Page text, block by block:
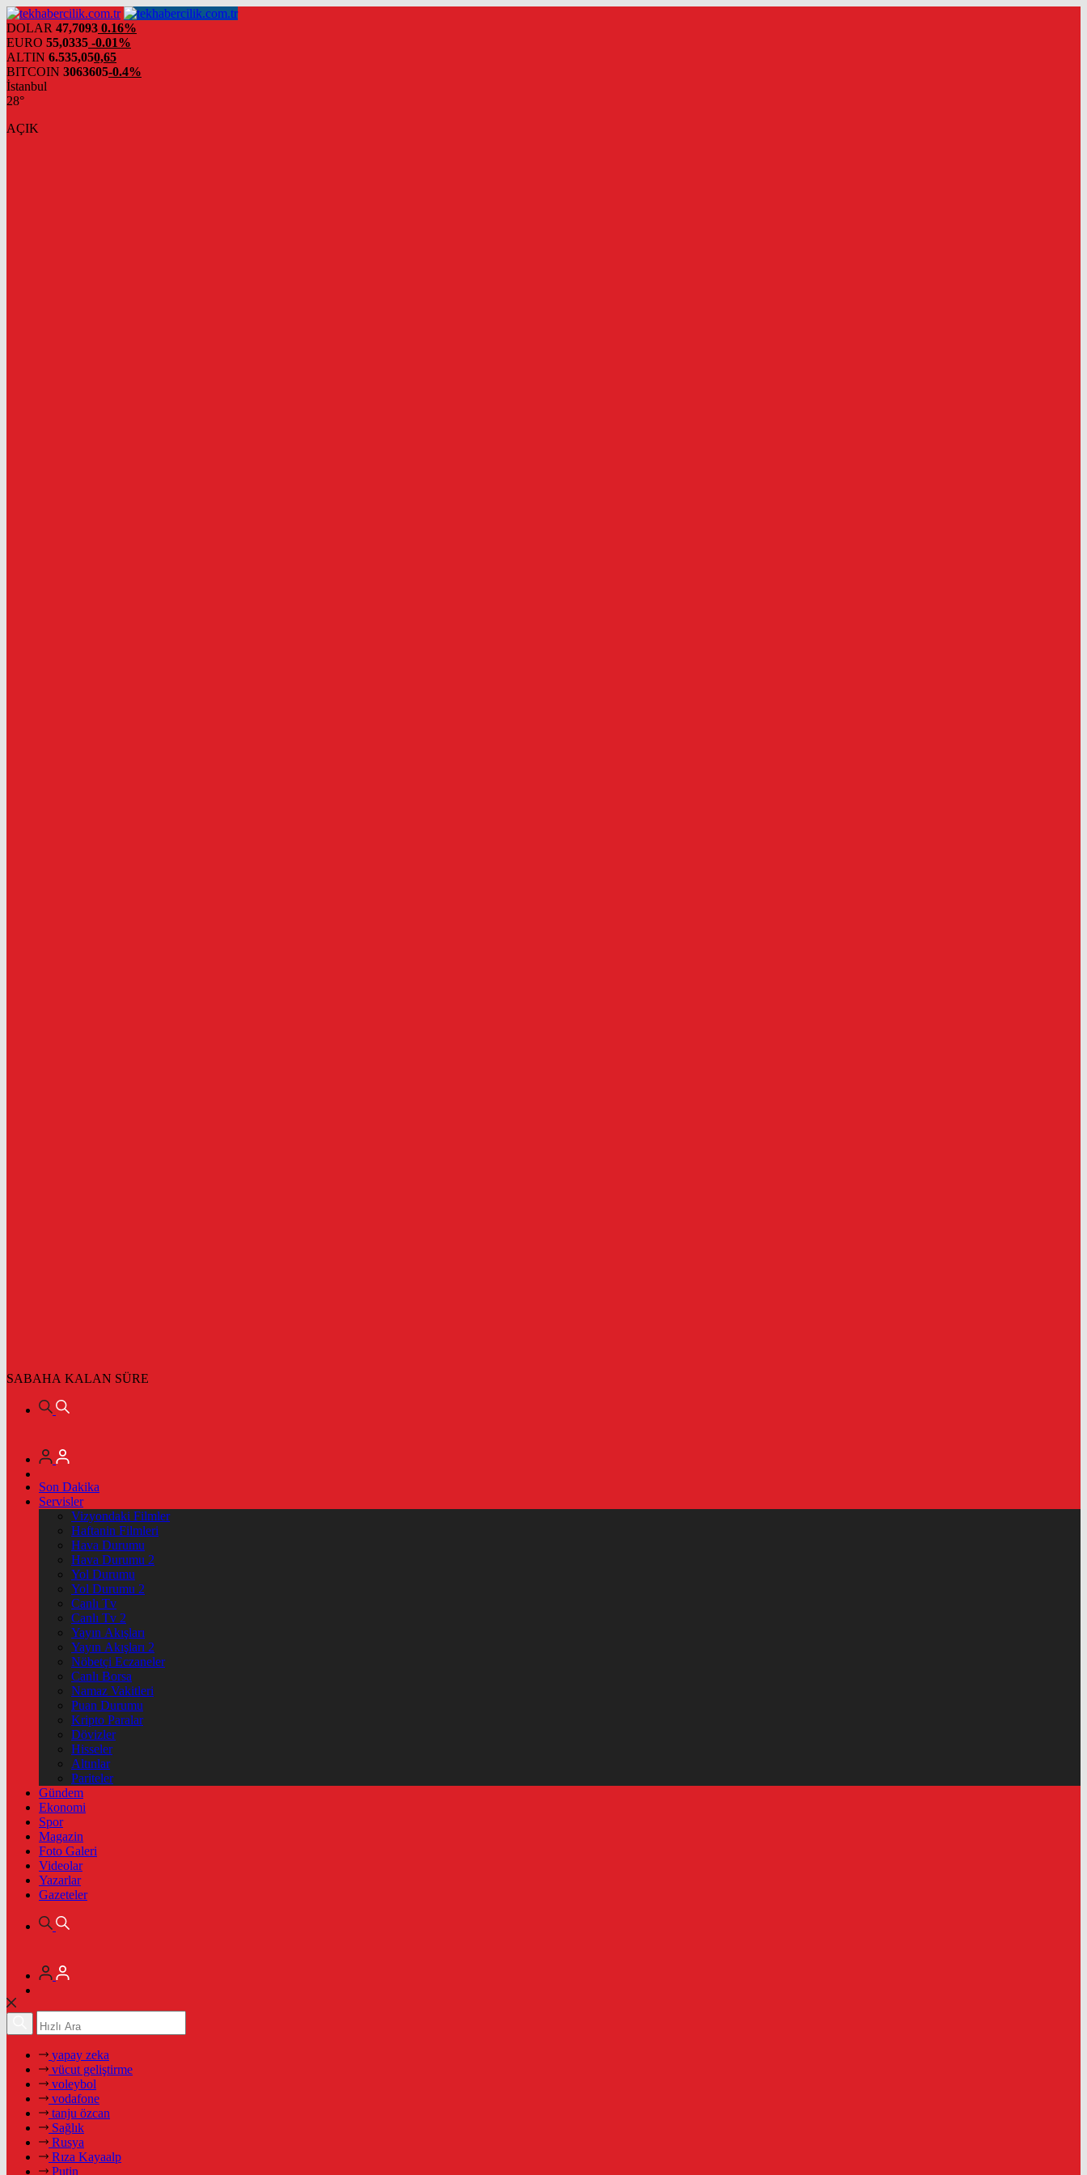
DOLAR 47,7093 0.16%
EURO 55,0335 -0.01%
ALTIN 6.535,050,65
BITCOIN 3063605-0.4%
İstanbul
28°
AÇIK
SABAHA KALAN SÜRE
Son Dakika
Servisler
Vizyondaki Filmler
Haftanin Filmleri
Hava Durumu
Hava Durumu 2
Yol Durumu
Yol Durumu 2
Canlı Tv
Canlı Tv 2
Yayın Akışları
Yayın Akışları 2
Nöbetçi Eczaneler
Canlı Borsa
Namaz Vakitleri
Puan Durumu
Kripto Paralar
Dövizler
Hisseler
Altınlar
Pariteler
Gündem
Ekonomi
Spor
Magazin
Foto Galeri
Videolar
Yazarlar
Gazeteler
yapay zeka
vücut geliştirme
voleybol
vodafone
tanju özcan
Sağlık
Rusya
Rıza Kayaalp
Putin